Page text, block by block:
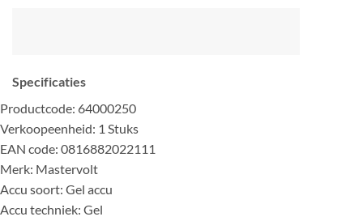
Specificaties
Productcode: 64000250
Verkoopeenheid: 1 Stuks
EAN code: 0816882022111
Merk: Mastervolt
Accu soort: Gel accu
Accu techniek: Gel